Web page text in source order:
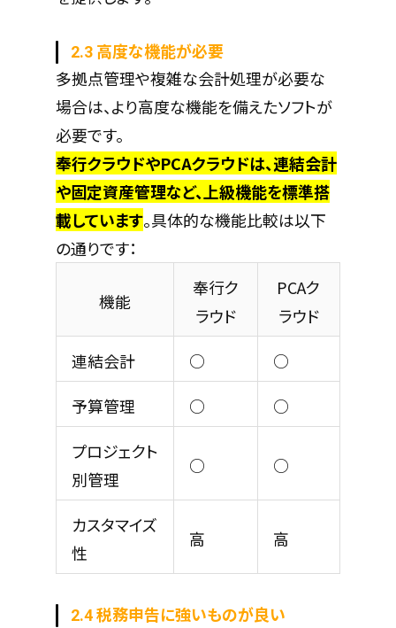
2.3 高度な機能が必要
多拠点管理や複雑な会計処理が必要な
場合は、より高度な機能を備えたソフトが
必要です。
奉行クラウドやPCAクラウドは、連結会計
や固定資産管理など、上級機能を標準搭
載しています。具体的な機能比較は以下
の通りです：
機能
奉行ク
ラウド
PCAク
ラウド
連結会計
○
○
予算管理
○
○
プロジェクト
別管理
○ ○
カスタマイズ
性
高 高
2.4 税務申告に強いものが良い